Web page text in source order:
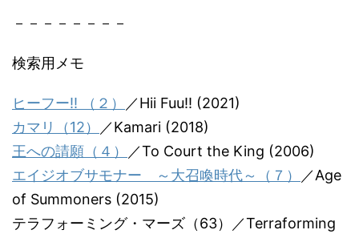
－－－－－－－－
検索用メモ
ヒーフー!! （２）
／Hii Fuu!! (2021)
カマリ（12）
／Kamari (2018)
王への請願（４）
／To Court the King (2006)
エイジオブサモナー ～大召喚時代～（７）
／Age
of Summoners (2015)
テラフォーミング・マーズ（63）／Terraforming